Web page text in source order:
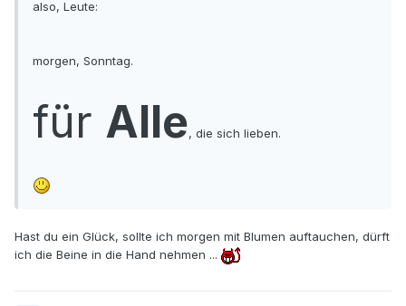
also, Leute:
morgen, Sonntag.
für Alle, die sich lieben.
Hast du ein Glück, sollte ich morgen mit Blumen auftauchen, dürft
ich die Beine in die Hand nehmen ...